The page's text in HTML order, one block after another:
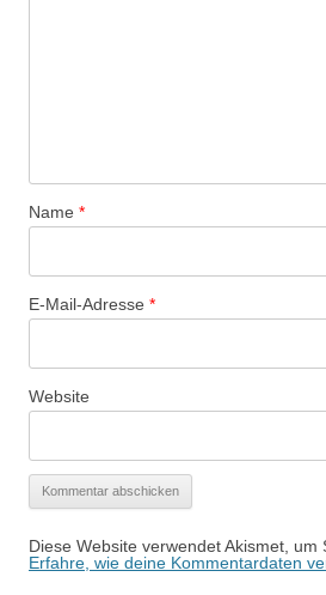
Name *
E-Mail-Adresse *
Website
Diese Website verwendet Akismet, um
Erfahre, wie deine Kommentardaten